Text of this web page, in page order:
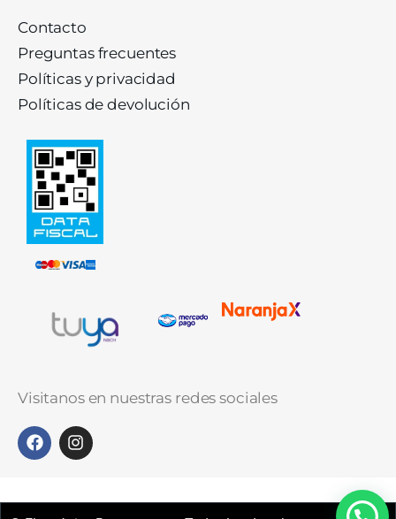
Contacto
Preguntas frecuentes
Políticas y privacidad
Políticas de devolución
Visitanos en nuestras redes sociales